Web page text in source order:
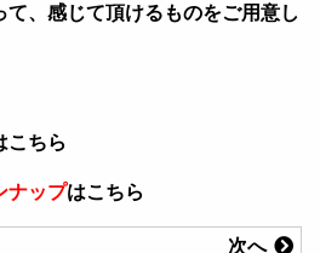
、感じて頂けるものをご用意し
こちら
ナップはこちら
次へ